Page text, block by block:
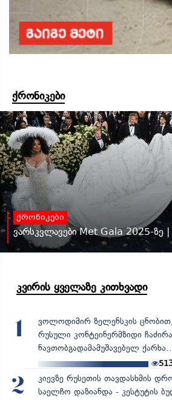
ქრონიკები
ქრონიკები
ვარსკვლავები Met Gala 2025-ზე
კვირის ყველაზე კითხვადი
1
ვოლოდიმირ ზელენსკის ცნობით,
რუსული კონტეინერმზიდი
ნავთობგადამამუშავებელ
2
კიევზე რუსეთის თავდასხმის
საელჩო დაზიანდა - კესტუტის